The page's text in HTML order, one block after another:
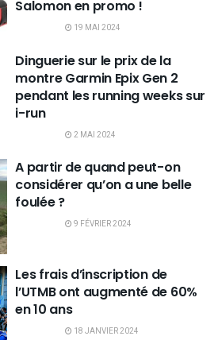
Salomon en promo !
19 MAI 2024
Dinguerie sur le prix de la
montre Garmin Epix Gen 2
pendant les running weeks sur
i-run
2 MAI 2024
A partir de quand peut-on
considérer qu’on a une belle
foulée ?
9 FÉVRIER 2024
Les frais d’inscription de
l’UTMB ont augmenté de 60%
en 10 ans
18 JANVIER 2024